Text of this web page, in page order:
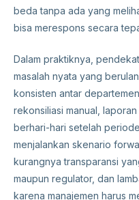
beda tanpa ada yang
bisa merespons secara
Dalam praktiknya,
masalah nyata yang
konsisten antar
rekonsiliasi manual,
berhari-hari setelah
menjalankan skenario
kurangnya transparansi
maupun regulator, dan
karena manajemen harus